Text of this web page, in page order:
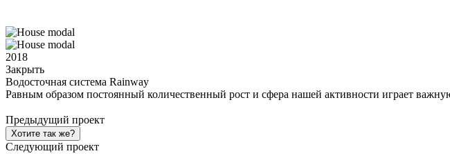
2018
Закрыть
Водосточная система Rainway
Равным образом постоянный количественный рост и сфера нашей активности играет
Предыдущий проект
Хотите так же?
Следующий проект